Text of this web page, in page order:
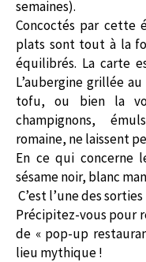
semaines).
Concoctés par cette
plats sont tout à la
équilibrés. La carte
L’aubergine grillée
tofu, ou bien la
champignons,
romaine, ne laissent
En ce qui concerne
sésame noir, blanc
C’est l’une des
Précipitez-vous pour
de « pop-up
lieu mythique !